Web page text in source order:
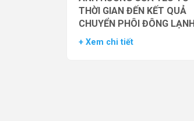
THỜI GIAN ĐẾN KẾT QUẢ
CHUYỂN PHÔI ĐÔNG LẠNH
+ Xem chi tiết